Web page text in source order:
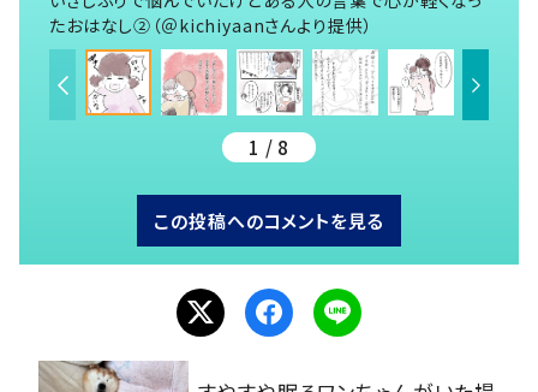
たおはなし②（＠kichiyaanさんより提供）
1 / 8
この投稿へのコメントを見る